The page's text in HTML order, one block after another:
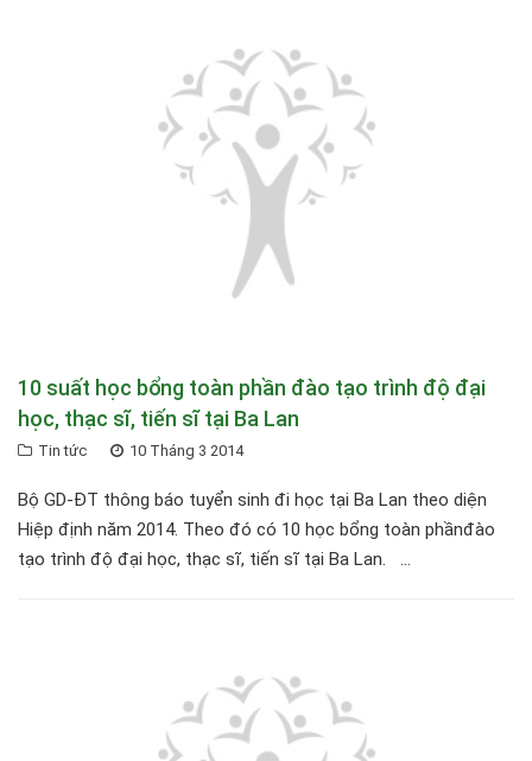
10 suất học bổng toàn phần đào tạo trình độ đại
học, thạc sĩ, tiến sĩ tại Ba Lan
Tin tức 10 Tháng 3 2014
Bộ GD-ĐT thông báo tuyển sinh đi học tại Ba Lan theo diện
Hiệp định năm 2014. Theo đó có 10 học bổng toàn phầnđào
tạo trình độ đại học, thạc sĩ, tiến sĩ tại Ba Lan. ...